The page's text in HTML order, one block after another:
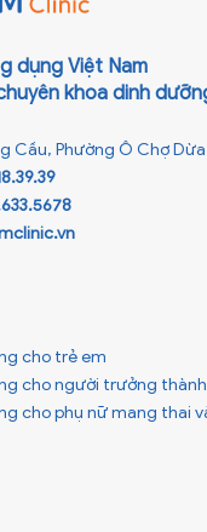
dụng Việt Nam
khoa dinh
Cầu, Phường Ô Chợ
cho trẻ em
cho người trưởng thành
cho phụ nữ mang thai